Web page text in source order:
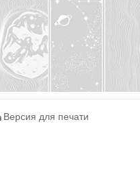
Версия для печати